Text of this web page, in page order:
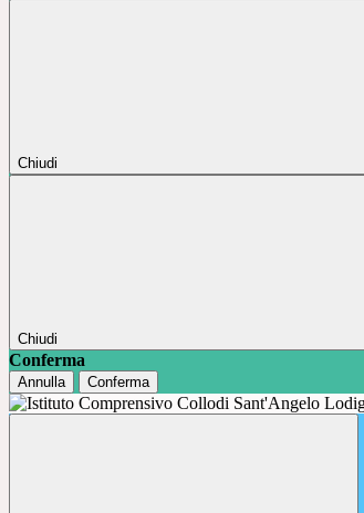
Chiudi
Chiudi
Conferma
Annulla Conferma